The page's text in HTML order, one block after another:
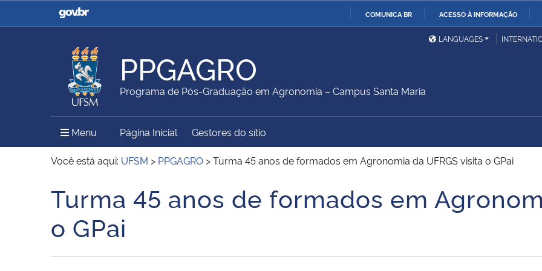
COMUNICA BR ACESSO À INFORMAÇÃO
Casa Civil
Ministério da Justiça e
Ministério da Defesa
Ministério das Relações
Exteriores
Ministério da Agricultura,
Pecuária e Abastecimento
Ministério da Educação
Ministério do Meio Ambiente Ministério do Turismo
Desenvolvimento Regional
União
Secretaria de Governo
Gabinete de Segurança
Advocacia-Geral da União Banco Central do Brasil
LANGUAGES
PPGAGRO
Programa de Pós-Graduação em Agronomia – Campus Santa Maria
Menu Menu Principal do Sítio
Página Inicial Gestores do sítio
Você está aqui: UFSM > PPGAGRO >Turma 45 anos de formados em Agronomia da UFRGS visita o GPai
Início do conteúdo
Turma 45 anos de formados em
o GPai